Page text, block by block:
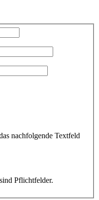
nachfolgende Textfeld
Pflichtfelder.